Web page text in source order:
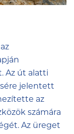
Az út alatti
jelentett
az
számára
Az üreget